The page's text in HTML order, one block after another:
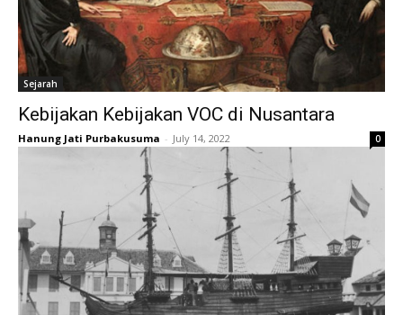
Sejarah
Kebijakan Kebijakan VOC di Nusantara
Hanung Jati Purbakusuma - July 14, 2022 0